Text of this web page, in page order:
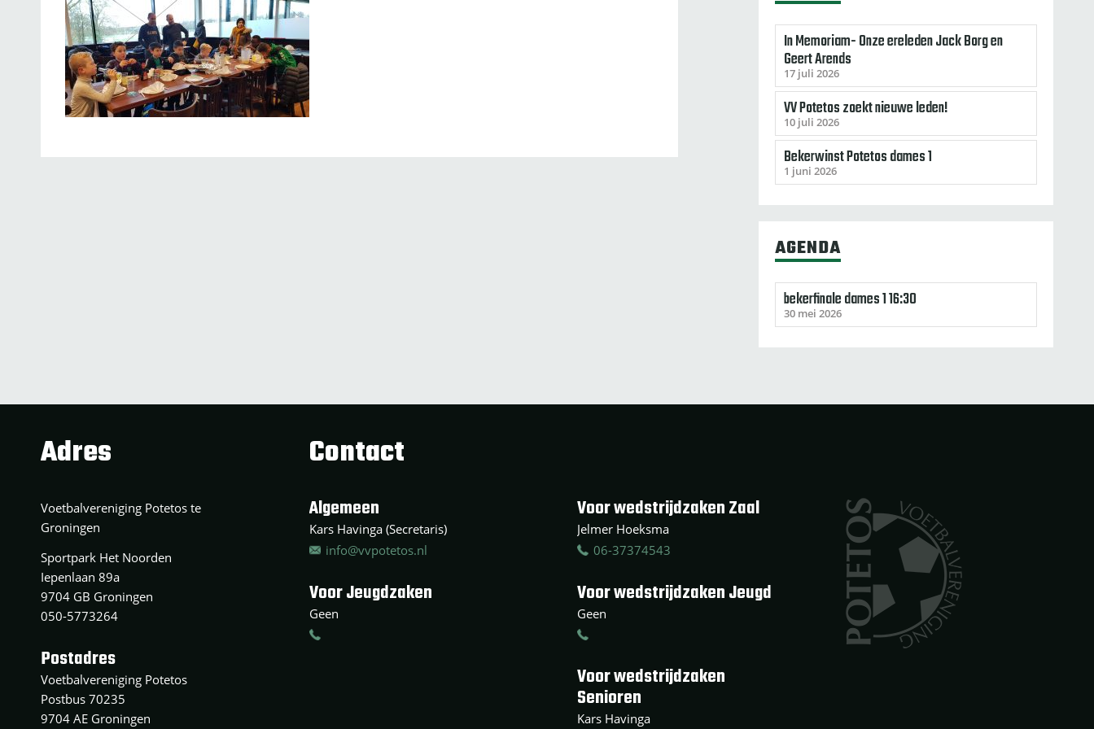
In Memoriam- Onze ereleden Jack Borg en
Geert Arends
17 juli 2026
VV Potetos zoekt nieuwe leden!
10 juli 2026
Bekerwinst Potetos dames 1
1 juni 2026
AGENDA
bekerfinale dames 1 16:30
30 mei 2026
Adres
Voetbalvereniging Potetos te
Groningen
Sportpark Het Noorden
Iepenlaan 89a
9704 GB Groningen
050-5773264
Postadres
Voetbalvereniging Potetos
Postbus 70235
9704 AE Groningen
Contact
Algemeen
Kars Havinga (Secretaris)
info@vvpotetos.nl
Voor Jeugdzaken
Geen
Voor wedstrijdzaken Zaal
Jelmer Hoeksma
06-37374543
Voor wedstrijdzaken Jeugd
Geen
Voor wedstrijdzaken
Senioren
Kars Havinga